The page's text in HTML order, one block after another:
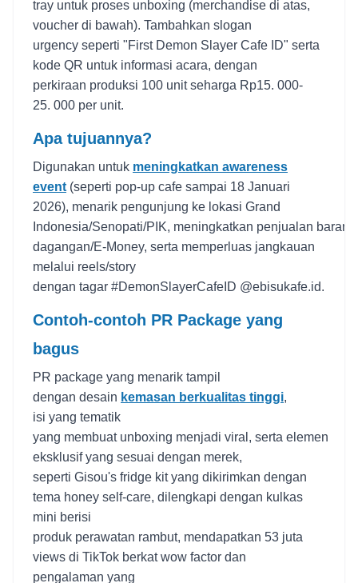
tray untuk proses unboxing (merchandise di atas,
voucher di bawah). Tambahkan slogan
urgency seperti "First Demon Slayer Cafe ID" serta
kode QR untuk informasi acara, dengan
perkiraan produksi 100 unit seharga Rp15. 000-
25. 000 per unit.
Apa tujuannya?
Digunakan untuk meningkatkan awareness
event (seperti pop-up cafe sampai 18 Januari
2026), menarik pengunjung ke lokasi Grand
Indonesia/Senopati/PIK, meningkatkan penjualan barang
dagangan/E-Money, serta memperluas jangkauan
melalui reels/story
dengan tagar #DemonSlayerCafeID @ebisukafe.id.
Contoh-contoh PR Package yang
bagus
PR package yang menarik tampil
dengan desain kemasan berkualitas tinggi,
isi yang tematik
yang membuat unboxing menjadi viral, serta elemen
eksklusif yang sesuai dengan merek,
seperti Gisou's fridge kit yang dikirimkan dengan
tema honey self-care, dilengkapi dengan kulkas
mini berisi
produk perawatan rambut, mendapatkan 53 juta
views di TikTok berkat wow factor dan
pengalaman yang